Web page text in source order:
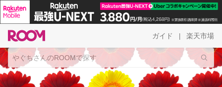
ガイド 楽天市場